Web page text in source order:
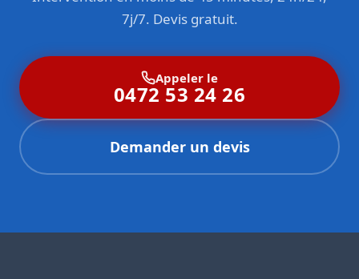
7j/7. Devis gratuit.
Appeler le
0472 53 24 26
Demander un devis